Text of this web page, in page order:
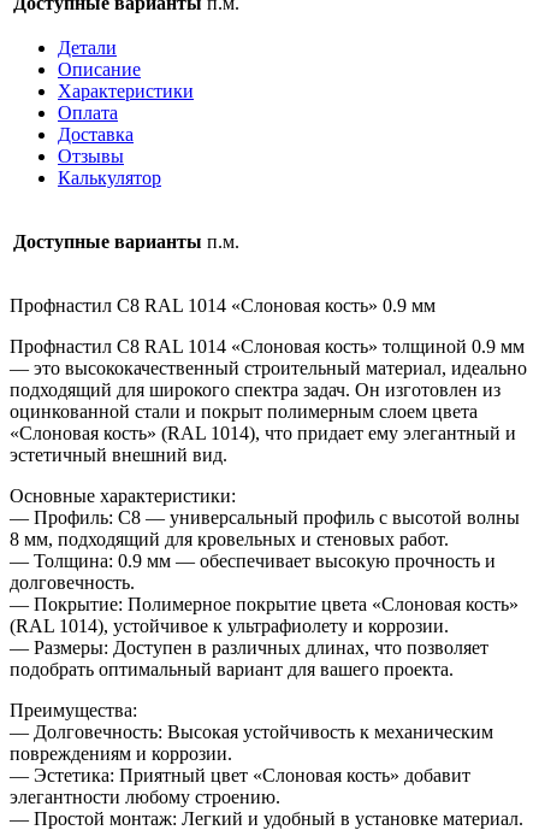
С8
1014
слоновая
кость
Детали
Описание
Характеристики
Оплата
Доставка
Отзывы
Калькулятор
Доступные варианты п.м.
Профнастил С8 RAL 1014 «Слоновая кость» 0.9 мм
Профнастил С8 RAL 1014 «Слоновая кость» толщиной 0.9 мм
— это высококачественный строительный материал, идеально
подходящий для широкого спектра задач. Он изготовлен из
оцинкованной стали и покрыт полимерным слоем цвета
«Слоновая кость» (RAL 1014), что придает ему элегантный и
эстетичный внешний вид.
Основные характеристики:
— Профиль: С8 — универсальный профиль с высотой волны
8 мм, подходящий для кровельных и стеновых работ.
— Толщина: 0.9 мм — обеспечивает высокую прочность и
долговечность.
— Покрытие: Полимерное покрытие цвета «Слоновая кость»
(RAL 1014), устойчивое к ультрафиолету и коррозии.
— Размеры: Доступен в различных длинах, что позволяет
подобрать оптимальный вариант для вашего проекта.
Преимущества:
— Долговечность: Высокая устойчивость к механическим
повреждениям и коррозии.
— Эстетика: Приятный цвет «Слоновая кость» добавит
элегантности любому строению.
— Простой монтаж: Легкий и удобный в установке материал.